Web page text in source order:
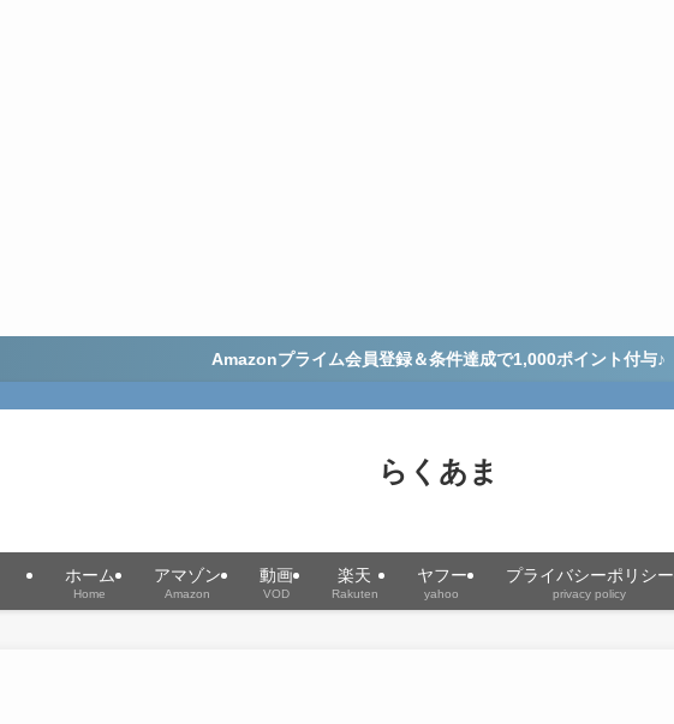
Amazonプライム会員登録＆条件達成で1,000ポイント付与♪
らくあま
ホーム
Home
アマゾン
Amazon
動画
VOD
楽天
Rakuten
ヤフー
yahoo
プライバシーポリシー
privacy policy